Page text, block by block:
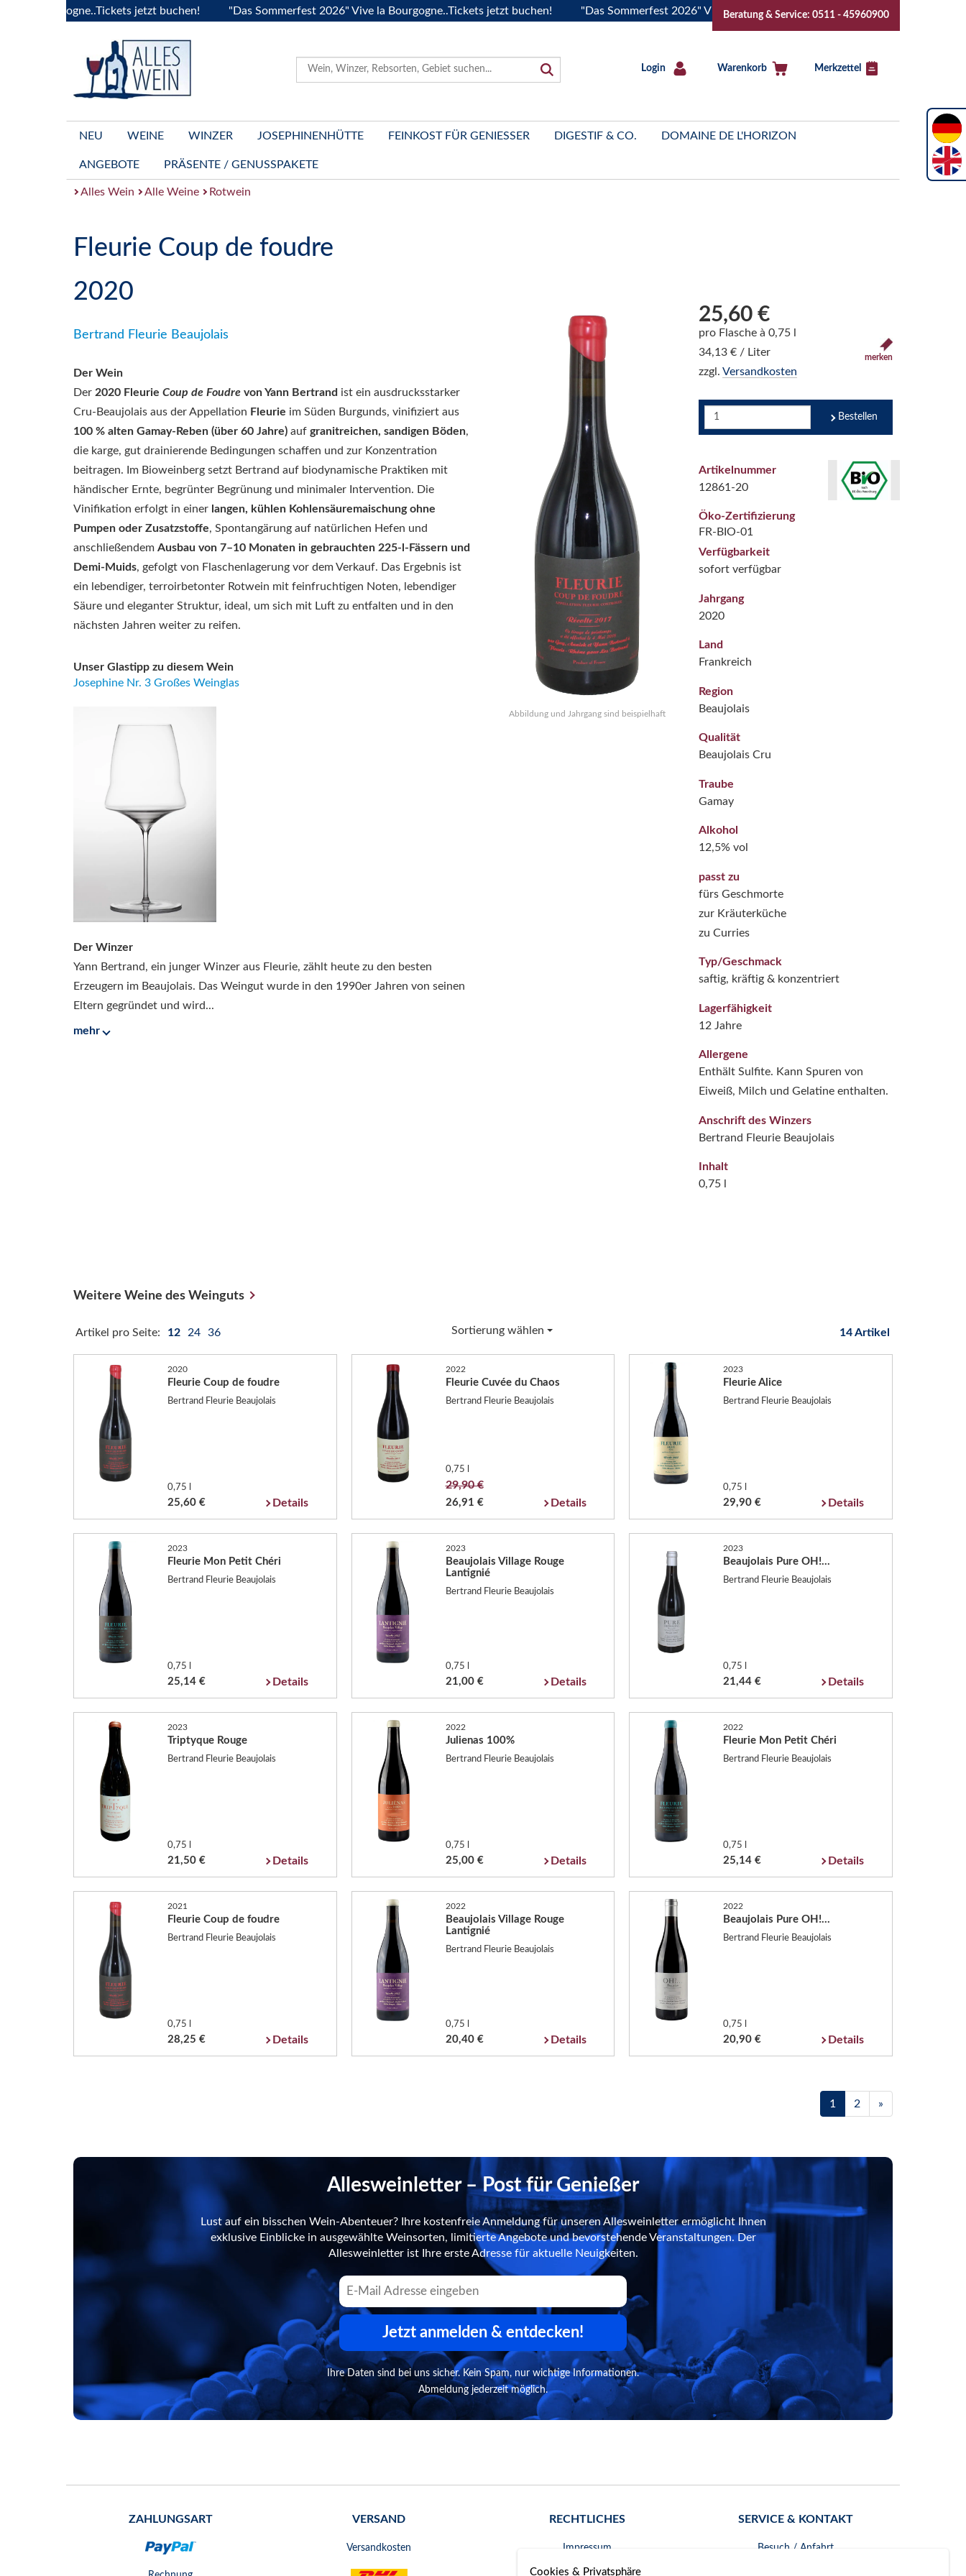
jetzt buchen! "Das Sommerfest 2026" Vive la Bourgogne..Tickets jetzt buchen! "Das Sommerfest 2026" Vive la Bourgogne..Tickets jetzt buchen!
Beratung & Service: 0511 - 45960900
Login Warenkorb Merkzettel
NEU WEINE WINZER JOSEPHINENHÜTTE FEINKOST FÜR GENIESSER DIGESTIF & CO. DOMAINE DE L'HORIZON
ANGEBOTE PRÄSENTE / GENUSSPAKETE
Alles Wein Alle Weine Rotwein
Fleurie Coup de foudre
2020
Bertrand Fleurie Beaujolais
Der Wein
Der 2020 Fleurie Coup de Foudre von Yann Bertrand ist ein ausdrucksstarker
Cru-Beaujolais aus der Appellation Fleurie im Süden Burgunds, vinifiziert aus
100 % alten Gamay-Reben (über 60 Jahre) auf granitreichen, sandigen Böden,
die karge, gut drainierende Bedingungen schaffen und zur Konzentration
beitragen. Im Bioweinberg setzt Bertrand auf biodynamische Praktiken mit
händischer Ernte, begrünter Begrünung und minimaler Intervention. Die
Vinifikation erfolgt in einer langen, kühlen Kohlensäuremaischung ohne
Pumpen oder Zusatzstoffe, Spontangärung auf natürlichen Hefen und
anschließendem Ausbau von 7–10 Monaten in gebrauchten 225-l-Fässern und
Demi-Muids, gefolgt von Flaschenlagerung vor dem Verkauf. Das Ergebnis ist
ein lebendiger, terroirbetonter Rotwein mit feinfruchtigen Noten, lebendiger
Säure und eleganter Struktur, ideal, um sich mit Luft zu entfalten und in den
nächsten Jahren weiter zu reifen.
Unser Glastipp zu diesem Wein
Josephine Nr. 3 Großes Weinglas
Der Winzer
Yann Bertrand, ein junger Winzer aus Fleurie, zählt heute zu den besten
Erzeugern im Beaujolais. Das Weingut wurde in den 1990er Jahren von seinen
Eltern gegründet und wird...
mehr
Abbildung und Jahrgang sind beispielhaft
25,60 €
pro Flasche à 0,75 l
34,13 € / Liter
zzgl. Versandkosten
merken
Bestellen
Artikelnummer
12861-20
Öko-Zertifizierung
FR-BIO-01
Verfügbarkeit
sofort verfügbar
Jahrgang
2020
Land
Frankreich
Region
Beaujolais
Qualität
Beaujolais Cru
Traube
Gamay
Alkohol
12,5% vol
passt zu
fürs Geschmorte
zur Kräuterküche
zu Curries
Typ/Geschmack
saftig, kräftig & konzentriert
Lagerfähigkeit
12 Jahre
Allergene
Enthält Sulfite. Kann Spuren von
Eiweiß, Milch und Gelatine enthalten.
Anschrift des Winzers
Bertrand Fleurie Beaujolais
Inhalt
0,75 l
Weitere Weine des Weinguts
Artikel pro Seite: 12 24 36 Sortierung wählen 14 Artikel
2020
Fleurie Coup de foudre
Bertrand Fleurie Beaujolais
0,75 l
25,60 € Details
2022
Fleurie Cuvée du Chaos
Bertrand Fleurie Beaujolais
0,75 l
29,90 €
26,91 € Details
2023
Fleurie Alice
Bertrand Fleurie Beaujolais
0,75 l
29,90 € Details
2023
Fleurie Mon Petit Chéri
Bertrand Fleurie Beaujolais
0,75 l
25,14 € Details
2023
Beaujolais Village Rouge
Lantignié
Bertrand Fleurie Beaujolais
0,75 l
21,00 € Details
2023
Beaujolais Pure OH!...
Bertrand Fleurie Beaujolais
0,75 l
21,44 € Details
2023
Triptyque Rouge
Bertrand Fleurie Beaujolais
0,75 l
21,50 € Details
2022
Julienas 100%
Bertrand Fleurie Beaujolais
0,75 l
25,00 € Details
2022
Fleurie Mon Petit Chéri
Bertrand Fleurie Beaujolais
0,75 l
25,14 € Details
2021
Fleurie Coup de foudre
Bertrand Fleurie Beaujolais
0,75 l
28,25 € Details
2022
Beaujolais Village Rouge
Lantignié
Bertrand Fleurie Beaujolais
0,75 l
20,40 € Details
2022
Beaujolais Pure OH!...
Bertrand Fleurie Beaujolais
0,75 l
20,90 € Details
1 2 »
Allesweinletter – Post für Genießer
Lust auf ein bisschen Wein-Abenteuer? Ihre kostenfreie Anmeldung für unseren Allesweinletter ermöglicht Ihnen
exklusive Einblicke in ausgewählte Weinsorten, limitierte Angebote und bevorstehende Veranstaltungen. Der
Allesweinletter ist Ihre erste Adresse für aktuelle Neuigkeiten.
Jetzt anmelden & entdecken!
Ihre Daten sind bei uns sicher. Kein Spam, nur wichtige Informationen.
Abmeldung jederzeit möglich.
ZAHLUNGSART VERSAND
Versandkosten
RECHTLICHES
Impressum
SERVICE & KONTAKT
Besuch / Anfahrt
Cookies & Privatsphäre